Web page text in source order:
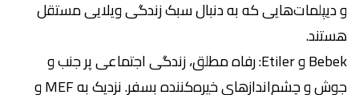
و دیپلمات‌هایی که به دنبال سبک زندگی ویلایی مستقل
هستند.
Bebek و Etiler: رفاه مطلق، زندگی اجتماعی پر جنب و
جوش و چشم‌اندازهای خیره‌کننده بسفر. نزدیک به MEF و